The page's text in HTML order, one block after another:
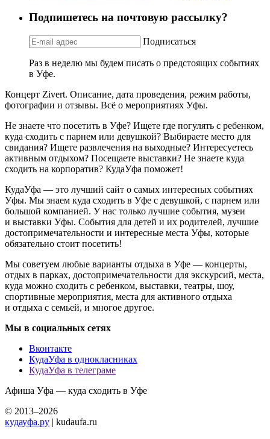
Подпишетесь на почтовую рассылку?
Подписаться
Раз в неделю мы будем писать о предстоящих событиях
в Уфе.
Концерт Zivert. Описание, дата проведения, режим работы,
фотографии и отзывы. Всё о мероприятиях Уфы.
Не знаете что посетить в Уфе? Ищете где погулять с ребенком,
куда сходить с парнем или девушкой? Выбираете место для
свидания? Ищете развлечения на выходные? Интересуетесь
активным отдыхом? Посещаете выставки? Не знаете куда
сходить на корпоратив? КудаУфа поможет!
КудаУфа — это лучший сайт о самых интересных событиях
Уфы. Мы знаем куда сходить в Уфе с девушкой, с парнем или
большой компанией. У нас только лучшие события, музеи
и выставки Уфы. События для детей и их родителей, лучшие
достопримечательности и интересные места Уфы, которые
обязательно стоит посетить!
Мы советуем любые варианты отдыха в Уфе — концерты,
отдых в парках, достопримечательности для экскурсий, места,
куда можно сходить с ребенком, выставки, театры, шоу,
спортивные мероприятия, места для активного отдыха
и отдыха с семьей, и многое другое.
Мы в социальных сетях
Вконтакте
КудаУфа в однокласниках
КудаУфа в телеграме
Афиша Уфа — куда сходить в Уфе
© 2013–2026
кудауфа.ру | kudaufa.ru